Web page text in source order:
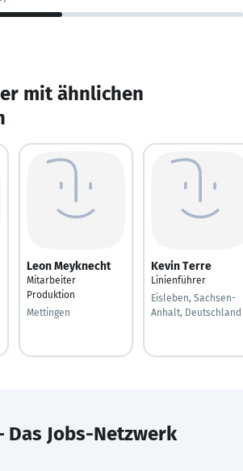
mit ähnlichen
Leon Meyknecht
Mitarbeiter
Produktion
Mettingen
Kevin Terre
Linienführer
Eisleben, Sachsen-
Anhalt, Deutschland
Das Jobs-Netzwerk